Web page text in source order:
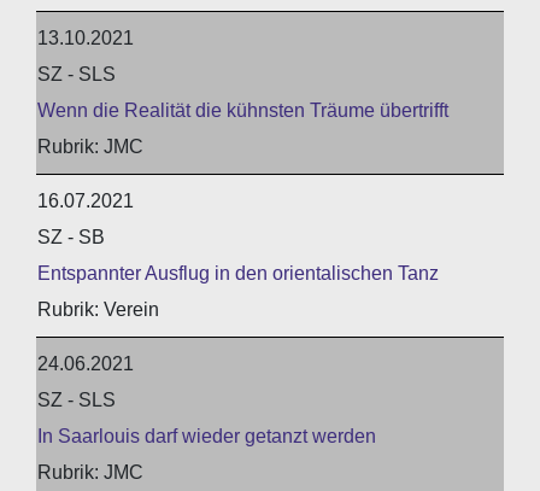
13.10.2021
SZ - SLS
Wenn die Realität die kühnsten Träume übertrifft
JMC
16.07.2021
SZ - SB
Entspannter Ausflug in den orientalischen Tanz
Verein
24.06.2021
SZ - SLS
In Saarlouis darf wieder getanzt werden
JMC